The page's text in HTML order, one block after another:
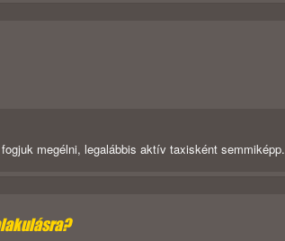
megélni, legalábbis aktív taxisként semmiképp.